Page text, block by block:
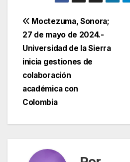
Navegación
de
entradas
Moctezuma, Sonora;
27 de mayo de 2024.-
Universidad de la Sierra
inicia gestiones de
colaboración
académica con
Colombia